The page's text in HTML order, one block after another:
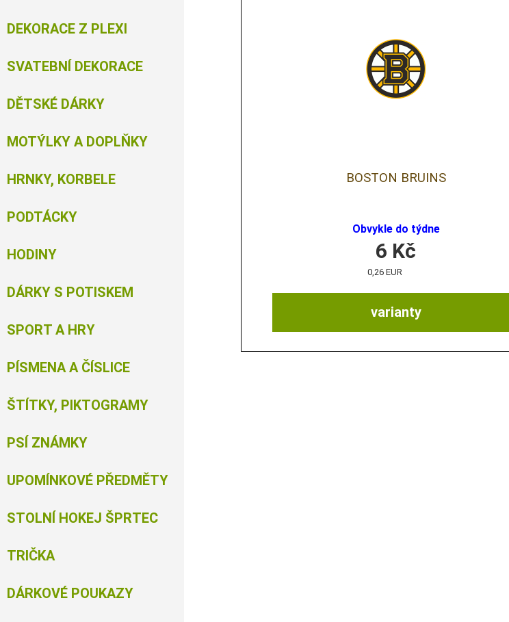
BOSTON BRUINS
Obvykle do týdne
varianty
6 Kč
0,26 EUR
DEKORACE Z PLEXI
SVATEBNÍ DEKORACE
DĚTSKÉ DÁRKY
MOTÝLKY A DOPLŇKY
HRNKY, KORBELE
PODTÁCKY
HODINY
DÁRKY S POTISKEM
SPORT A HRY
PÍSMENA A ČÍSLICE
ŠTÍTKY, PIKTOGRAMY
PSÍ ZNÁMKY
UPOMÍNKOVÉ PŘEDMĚTY
STOLNÍ HOKEJ ŠPRTEC
TRIČKA
DÁRKOVÉ POUKAZY